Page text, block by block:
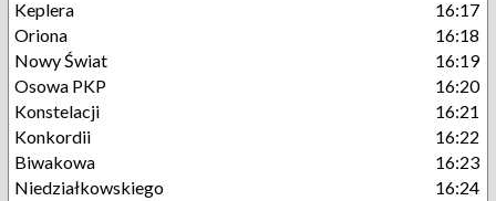
Keplera
16:17
Oriona
16:18
Nowy Świat
16:19
Osowa PKP
16:20
Konstelacji
16:21
Konkordii
16:22
Biwakowa
16:23
Niedziałkowskiego
16:24